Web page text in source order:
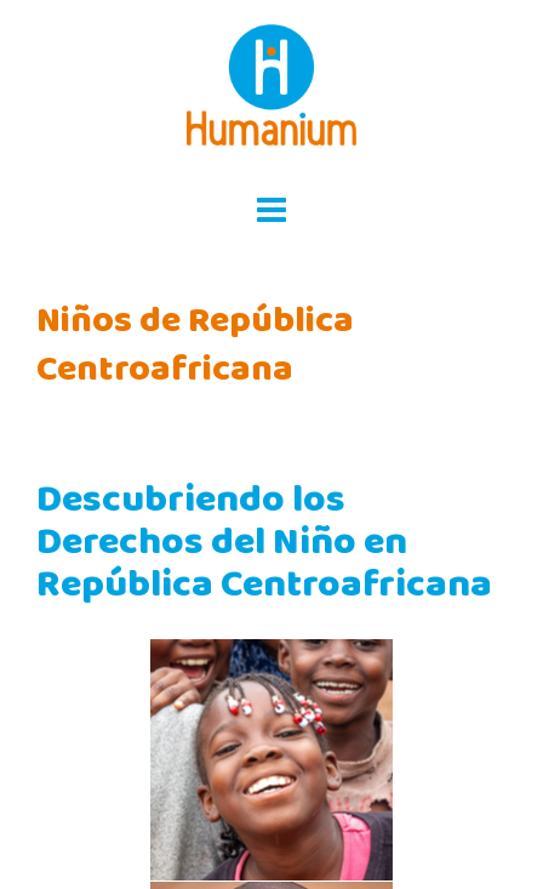
Niños de República
Centroafricana
Descubriendo los
Derechos del Niño en
República Centroafricana